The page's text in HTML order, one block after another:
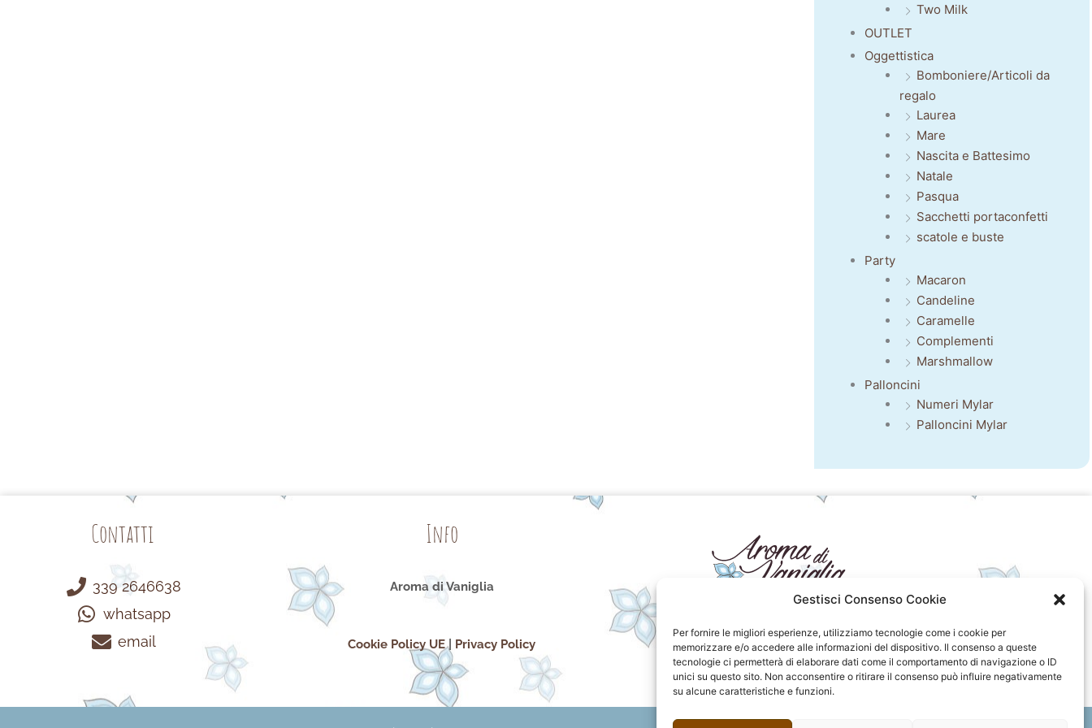
Gestisci Consenso Cookie
Per fornire le migliori esperienze, utilizziamo tecnologie come i cookie per
memorizzare e/o accedere alle informazioni del dispositivo. Il consenso a queste
tecnologie ci permetterà di elaborare dati come il comportamento di navigazione o ID
unici su questo sito. Non acconsentire o ritirare il consenso può influire negativamente
su alcune caratteristiche e funzioni.
Two Milk
OUTLET
Oggettistica
Bomboniere/Articoli da
regalo
Laurea
Mare
Nascita e Battesimo
Natale
Pasqua
Sacchetti portaconfetti
scatole e buste
Party
Macaron
Candeline
Caramelle
Complementi
Marshmallow
Palloncini
Numeri Mylar
Palloncini Mylar
Contatti
339 2646638
whatsapp
email
Info
Aroma di Vaniglia
Cookie Policy UE| Privacy Policy
F
a
c
e
I
n
s
t
P
i
n
t
F
l
i
c